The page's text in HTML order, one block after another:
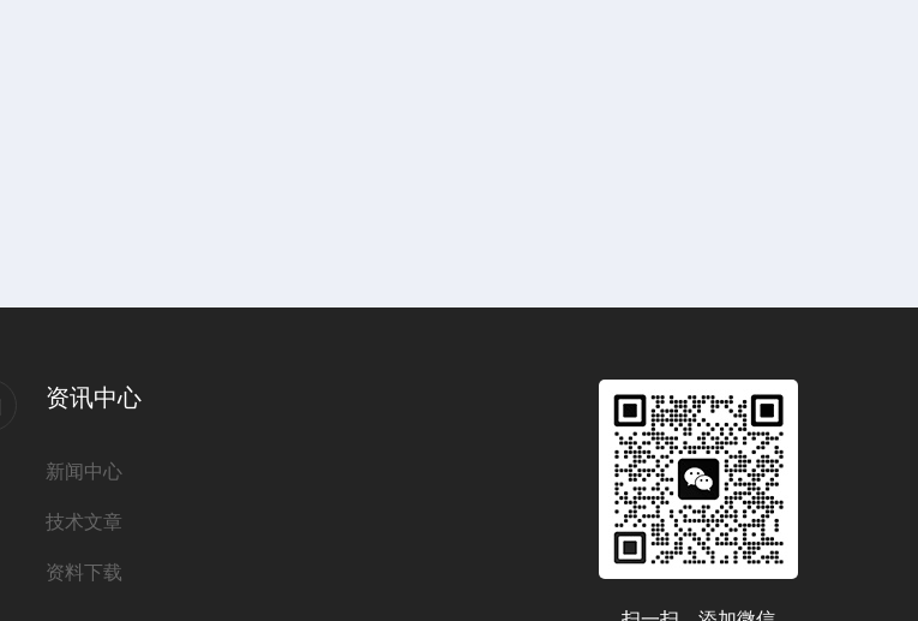
资讯中心
新闻中心
技术文章
资料下载